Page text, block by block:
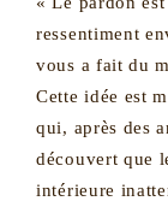
ressentiment
vous a fait du
Cette idée est
qui, après des
découvert que
intérieure